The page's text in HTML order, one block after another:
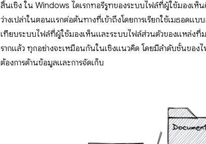
สิ้นเชิง ใน Windows ไดเรกทอรีรูทของระบบไฟล์ที่ผู้ใช้มองเห็
ว่างเปล่าในตอนแรกต่อต้นทางที่เข้าถึงโดยการเรียกใช้เมธอดแบ
เทียบระบบไฟล์ที่ผู้ใช้มองเห็นและระบบไฟล์ส่วนตัวของแหล่งที่
รากแล้ว ทุกอย่างจะเหมือนกันในเชิงแนวคิด โดยมีลำดับชั้นของไ
ต้องการด้านข้อมูลและการจัดเก็บ